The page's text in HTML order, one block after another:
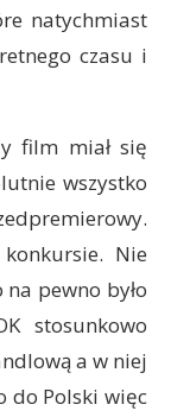
natychmiast
czasu i
film miał się
wszystko
Nie
na pewno było
stosunkowo
a w niej
do Polski więc